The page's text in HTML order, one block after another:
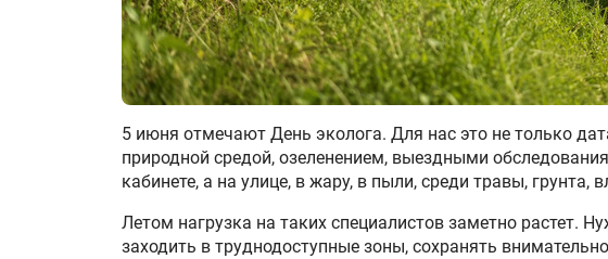
5 июня отмечают День эколога. Для нас это не только
природной средой, озеленением, выездными
кабинете, а на улице, в жару, в пыли, среди травы, грунта,
Летом нагрузка на таких специалистов заметно растет.
заходить в труднодоступные зоны, сохранять